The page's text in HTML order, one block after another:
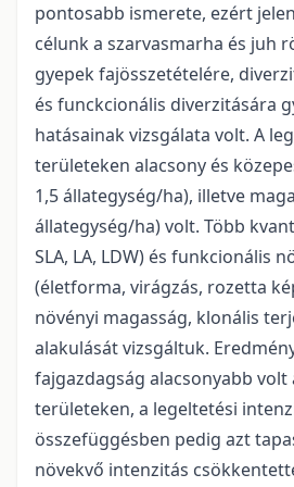
pontosabb ismerete, ezért
célunk a szarvasmarha és juh
gyepek fajösszetételére,
és funckcionális diverzitására
hatásainak vizsgálata volt. A
területeken alacsony és
1,5 állategység/ha), illetve
állategység/ha) volt. Több
SLA, LA, LDW) és funkcionális
(életforma, virágzás, rozetta
növényi magasság, klonális
alakulását vizsgáltuk.
fajgazdagság alacsonyabb
területeken, a legeltetési
összefüggésben pedig azt
növekvő intenzitás